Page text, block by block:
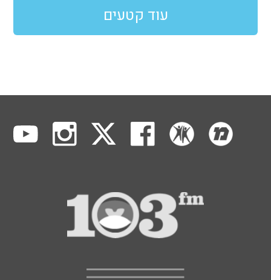
עוד קטעים